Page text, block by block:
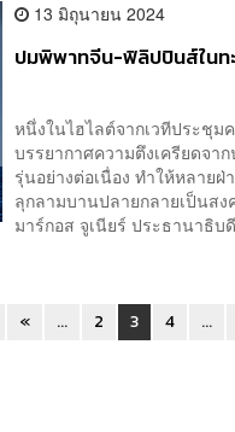
13 มิถุนายน 2024
ปมพิพาทจีน-ฟิลิปปินส์ในท
หนึ่งในไฮไลต์จากเวทีประชุม
บรรยากาศความตึงเครียดจ
รุ่นอย่างต่อเนื่อง ทำให้หลาย
ลุกลามบานปลายกลายเป็นส
มาร์กอส จูเนียร์ ประธานาธิ
« ... 2 3 4 ...